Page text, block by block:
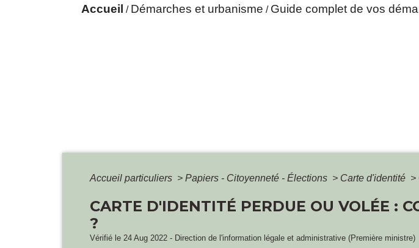
Accueil / Démarches et urbanisme / Guide complet de vos
Accueil particuliers > Papiers - Citoyenneté - Élections > Carte d'identité >
CARTE D'IDENTITÉ PERDUE OU VOLÉE :
?
Vérifié le 24 Aug 2022 - Direction de l'information légale et administrative (Première ministre)